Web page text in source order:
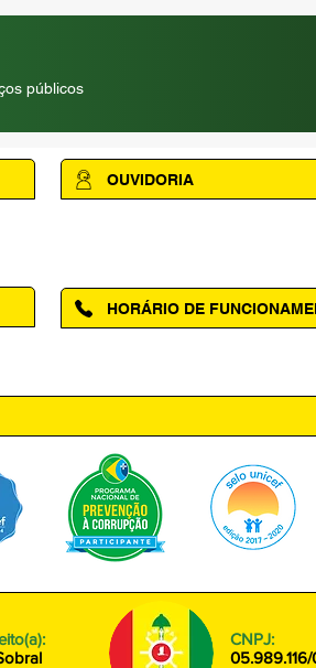
públicos
OUVIDORIA
HORÁRIO DE
CNPJ:
05.989.116/